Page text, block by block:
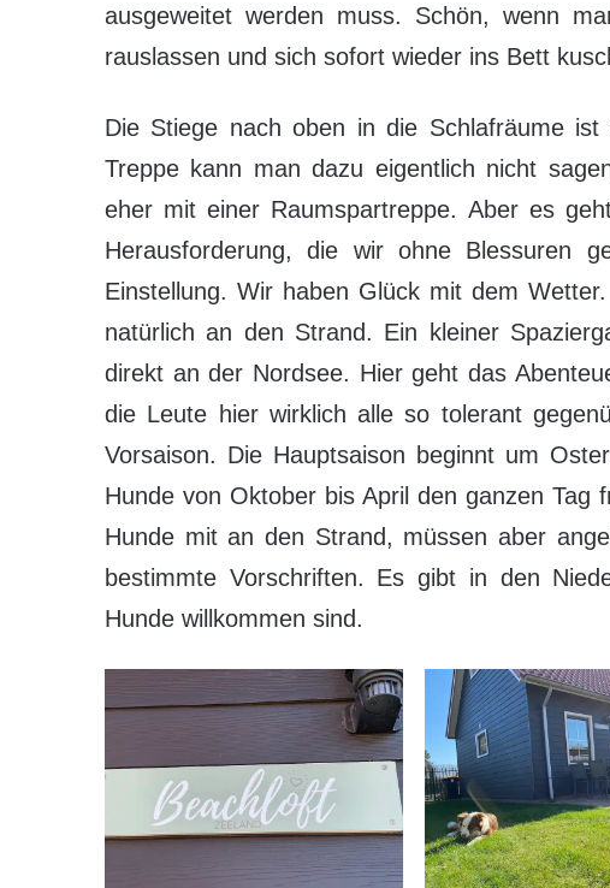
ausgeweitet werden muss. Schön, wenn
rauslassen und sich sofort wieder ins Bett
Die Stiege nach oben in die Schlafräume
Treppe kann man dazu eigentlich nicht
eher mit einer Raumspartreppe. Aber es
Herausforderung, die wir ohne Blessuren
Einstellung. Wir haben Glück mit dem
natürlich an den Strand. Ein kleiner
direkt an der Nordsee. Hier geht das
die Leute hier wirklich alle so tolerant
Vorsaison. Die Hauptsaison beginnt um
Hunde von Oktober bis April den ganzen
Hunde mit an den Strand, müssen aber
bestimmte Vorschriften. Es gibt in den
Hunde willkommen sind.